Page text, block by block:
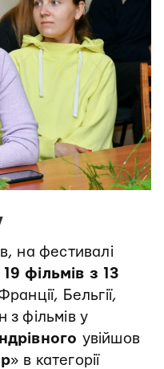
на фестивалі
19 фільмів з 13
Бельгії,
з фільмів у
увійшов
» в категорії